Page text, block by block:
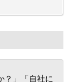
？」「自社に